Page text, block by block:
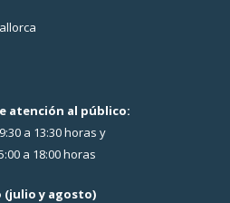
atención al público:
a 13:30 horas y
a 18:00 horas
(julio y agosto)